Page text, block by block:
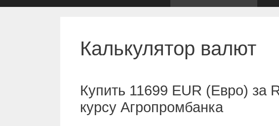
Калькулятор валют
Купить 11699 EUR (Евро)
курсу Агропромбанка